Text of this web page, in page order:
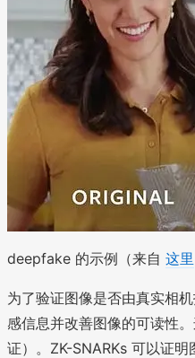
deepfake 的示例（来自 这里
为了验证图像是否由真实相
感信息并改善图像的可读性
证）。ZK-SNARKs 可以证明